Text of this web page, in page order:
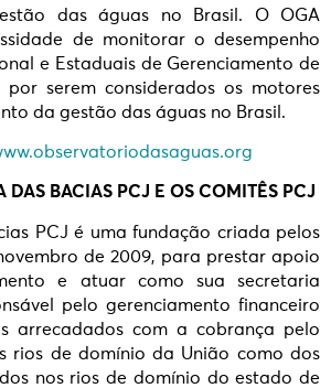
das águas no Brasil. O OGA
de monitorar o desempenho
e Estaduais de Gerenciamento de
por serem considerados os motores
da gestão das águas no Brasil.
DAS BACIAS PCJ E OS COMITÊS PCJ
PCJ é uma fundação criada pelos
de 2009, para prestar apoio
e atuar como sua secretaria
pelo gerenciamento financeiro
arrecadados com a cobrança pelo
rios de domínio da União como dos
nos rios de domínio do estado de